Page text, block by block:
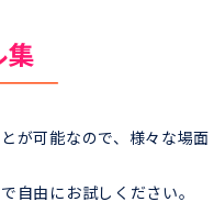
集
が可能なので、様々な場面
自由にお試しください。